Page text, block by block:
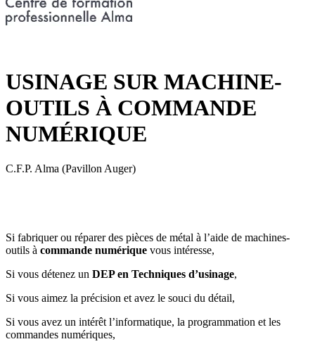
USINAGE SUR MACHINE-
OUTILS À COMMANDE
NUMÉRIQUE
C.F.P. Alma (Pavillon Auger)
Si fabriquer ou réparer des pièces de métal à l’aide de machines-
outils à commande numérique vous intéresse,
Si vous détenez un DEP en Techniques d’usinage,
Si vous aimez la précision et avez le souci du détail,
Si vous avez un intérêt l’informatique, la programmation et les
commandes numériques,